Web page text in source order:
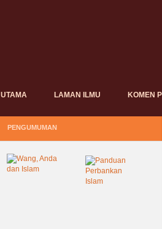
UTAMA LAMAN ILMU KOMEN
PENGUMUMAN